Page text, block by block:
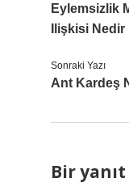
Eylemsizlik
Ilişkisi Nedir
Sonraki Yazı
Ant Kardeş
Bir yanıt